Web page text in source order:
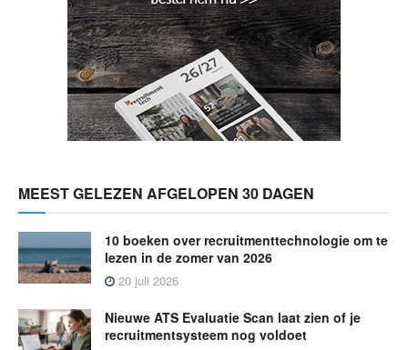
MEEST GELEZEN AFGELOPEN 30 DAGEN
10 boeken over recruitmenttechnologie om te
lezen in de zomer van 2026
20 juli 2026
Nieuwe ATS Evaluatie Scan laat zien of je
recruitmentsysteem nog voldoet